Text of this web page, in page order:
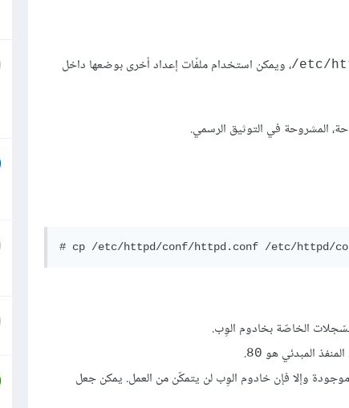
etc/
، ويمكن استخدام ملفّات إعداد أخرى بوضعها داخل
المشروحة في التوثيق الرسمي.
الخاصّة بخادوم الوِب.
80
.
وإلا فإن خادوم الوِب لن يتمكّن من العمل. يمكن جعل